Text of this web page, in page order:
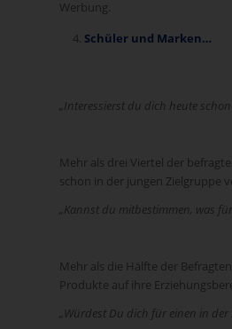
Werbung.
Schüler und Marken…
„Interessierst du dich heute
Mehr als drei Viertel der
schon in der jungen Zielgruppe
„Kannst du mitbestimmen, was
Mehr als die Hälfte der
Produkte auf ihre
„Würdest Du dich für einen in der